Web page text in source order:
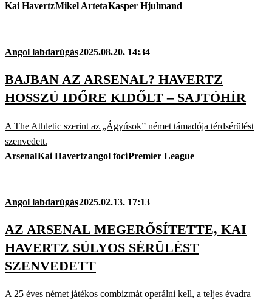
Kai HavertzMikel ArtetaKasper Hjulmand
Angol labdarúgás2025.08.20. 14:34
BAJBAN AZ ARSENAL? HAVERTZ
HOSSZÚ IDŐRE KIDŐLT – SAJTÓHÍR
A The Athletic szerint az „Ágyúsok” német támadója térdsérülést
szenvedett.
ArsenalKai Havertzangol fociPremier League
Angol labdarúgás2025.02.13. 17:13
AZ ARSENAL MEGERŐSÍTETTE, KAI
HAVERTZ SÚLYOS SÉRÜLÉST
SZENVEDETT
A 25 éves német játékos combizmát operálni kell, a teljes évadra